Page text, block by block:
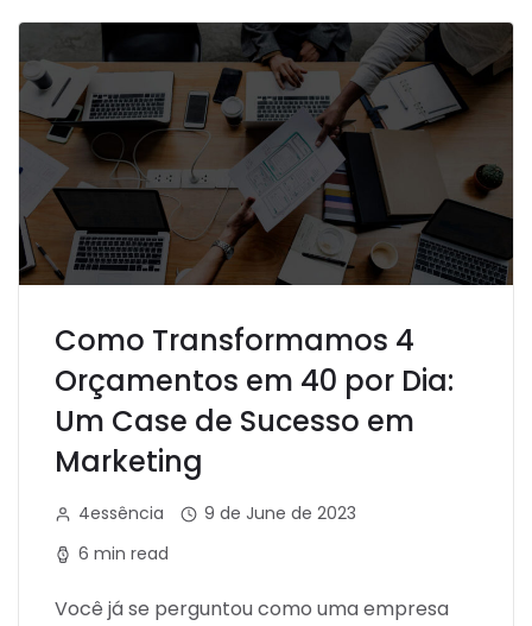
Como Transformamos 4
Orçamentos em 40 por Dia:
Um Case de Sucesso em
Marketing
4essência
9 de June de 2023
6 min read
Você já se perguntou como uma empresa